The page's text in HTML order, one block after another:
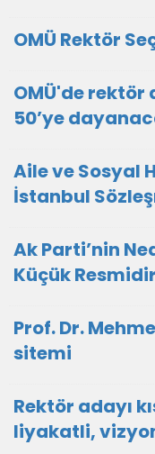
OMÜ Rektör
OMÜ'de rektör
50’ye
Aile ve Sosyal
İstanbul
Ak Parti’nin
Küçük
Prof. Dr.
sitemi
Rektör adayı
liyakatli,